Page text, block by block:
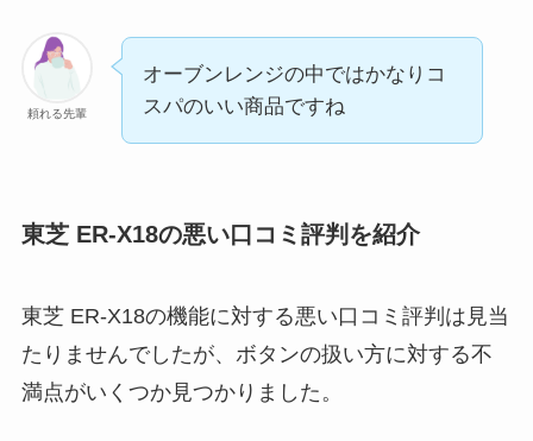
頼れる先輩
オーブンレンジの中ではかなりコ
スパのいい商品ですね
東芝 ER-X18の悪い口コミ評判を紹介
東芝 ER-X18の機能に対する悪い口コミ評判は見当
たりませんでしたが、ボタンの扱い方に対する不
満点がいくつか見つかりました。